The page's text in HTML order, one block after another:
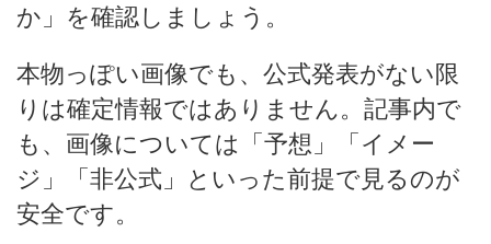
か」を確認しましょう。
本物っぽい画像でも、公式発表がない限
りは確定情報ではありません。記事内で
も、画像については「予想」「イメー
ジ」「非公式」といった前提で見るのが
安全です。